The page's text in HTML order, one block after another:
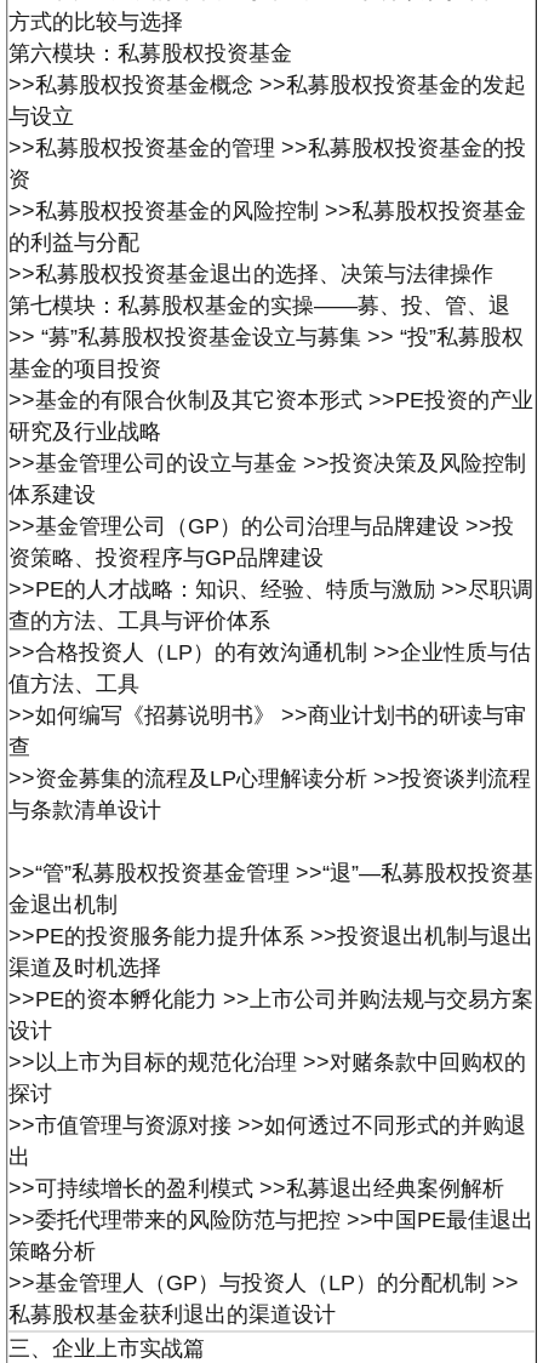
方式的比较与选择
第六模块：私募股权投资基金
>>私募股权投资基金概念 >>私募股权投资基金的发起
与设立
>>私募股权投资基金的管理 >>私募股权投资基金的投
资
>>私募股权投资基金的风险控制 >>私募股权投资基金
的利益与分配
>>私募股权投资基金退出的选择、决策与法律操作
第七模块：私募股权基金的实操——募、投、管、退
>> “募”私募股权投资基金设立与募集 >> “投”私募股权
基金的项目投资
>>基金的有限合伙制及其它资本形式 >>PE投资的产业
研究及行业战略
>>基金管理公司的设立与基金 >>投资决策及风险控制
体系建设
>>基金管理公司（GP）的公司治理与品牌建设 >>投
资策略、投资程序与GP品牌建设
>>PE的人才战略：知识、经验、特质与激励 >>尽职调
查的方法、工具与评价体系
>>合格投资人（LP）的有效沟通机制 >>企业性质与估
值方法、工具
>>如何编写《招募说明书》
>>商业计划书的研读与审
查
>>资金募集的流程及LP心理解读分析 >>投资谈判流程
与条款清单设计
>>“管”私募股权投资基金管理 >>“退”—私募股权投资基
金退出机制
>>PE的投资服务能力提升体系 >>投资退出机制与退出
渠道及时机选择
>>PE的资本孵化能力 >>上市公司并购法规与交易方案
设计
>>以上市为目标的规范化治理 >>对赌条款中回购权的
探讨
>>市值管理与资源对接 >>如何透过不同形式的并购退
出
>>可持续增长的盈利模式 >>私募退出经典案例解析
>>委托代理带来的风险防范与把控 >>中国PE最佳退出
策略分析
>>基金管理人（GP）与投资人（LP）的分配机制 >>
私募股权基金获利退出的渠道设计
三、企业上市实战篇